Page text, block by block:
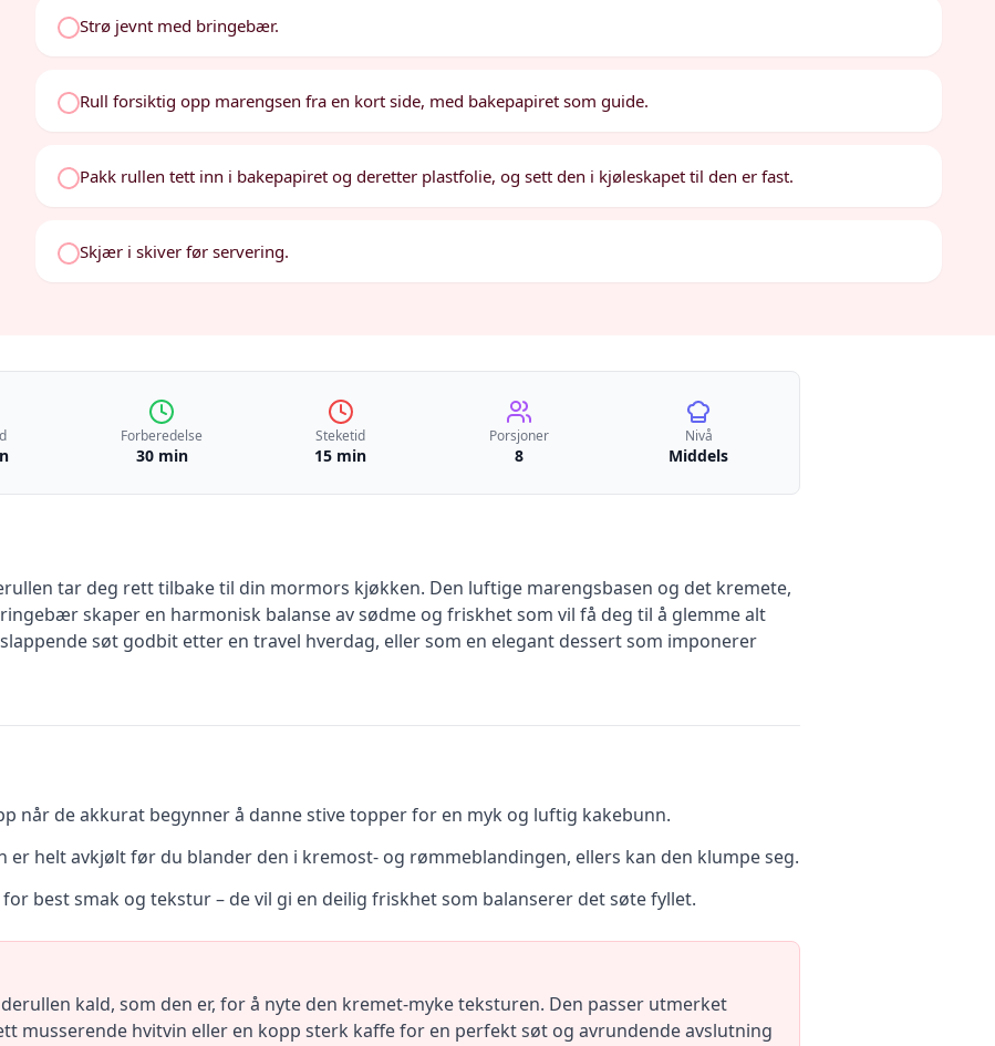
Strø jevnt med bringebær.
Rull forsiktig opp marengsen fra en kort side, med bakepapiret som guide.
Pakk rullen tett inn i bakepapiret og deretter plastfolie, og sett den i kjøleskapet til den er fast.
Skjær i skiver før servering.
Forberedelse
30 min
Steketid
15 min
Porsjoner
8
Nivå
Middels
tar deg rett tilbake til din mormors kjøkken. Den luftige marengsbasen og det kremete,
skaper en harmonisk balanse av sødme og friskhet som vil få deg til å glemme alt
søt godbit etter en travel hverdag, eller som en elegant dessert som imponerer
når de akkurat begynner å danne stive topper for en myk og luftig kakebunn.
er helt avkjølt før du blander den i kremost- og rømmeblandingen, ellers kan den klumpe seg.
best smak og tekstur – de vil gi en deilig friskhet som balanserer det søte fyllet.
kald, som den er, for å nyte den kremet-myke teksturen. Den passer utmerket
musserende hvitvin eller en kopp sterk kaffe for en perfekt søt og avrundende avslutning